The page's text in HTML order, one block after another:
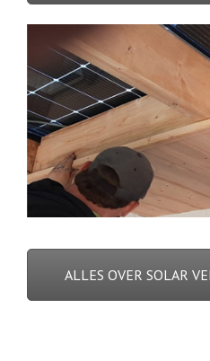
ALLES OVER SOLAR